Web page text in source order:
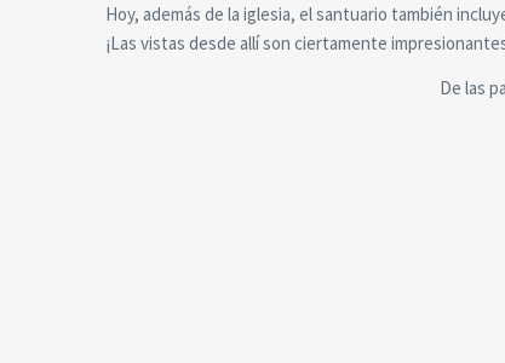
Hoy, además de la iglesia, el santuario también
¡Las vistas desde allí son ciertamente
De las